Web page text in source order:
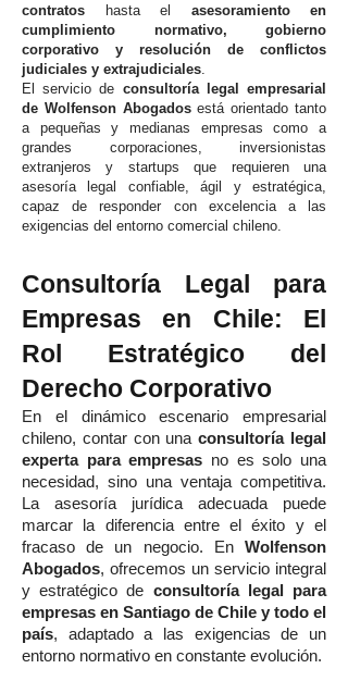
contratos hasta el asesoramiento en
cumplimiento normativo, gobierno
corporativo y resolución de conflictos
judiciales y extrajudiciales.
El servicio de consultoría legal empresarial
de Wolfenson Abogadosestá orientado tanto
a pequeñas y medianas empresas como a
grandes corporaciones, inversionistas
extranjeros y startups que requieren una
asesoría legal confiable, ágil y estratégica,
capaz de responder con excelencia a las
exigencias del entorno comercial chileno.
Consultoría Legal para
Empresas en Chile: El
Rol Estratégico del
Derecho Corporativo
En el dinámico escenario empresarial
chileno, contar con unaconsultoría legal
experta para empresas no es solo una
necesidad, sino una ventaja competitiva.
La asesoría jurídica adecuada puede
marcar la diferencia entre el éxito y el
fracaso de un negocio. En Wolfenson
Abogados, ofrecemos un servicio integral
y estratégico de consultoría legal para
empresas en Santiago de Chile y todo el
país, adaptado a las exigencias de un
entorno normativo en constante evolución.